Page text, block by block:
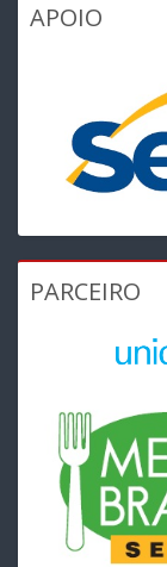
APOIO
PARCEIRO